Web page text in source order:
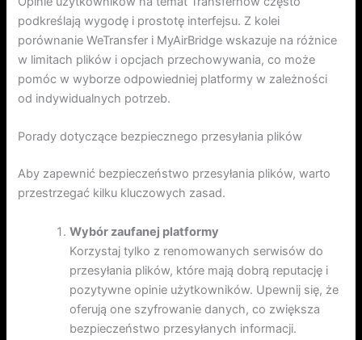
podkreślają wygodę i prostotę interfejsu. Z kolei
porównanie WeTransfer i MyAirBridge wskazuje na różnice
w limitach plików i opcjach przechowywania, co może
pomóc w wyborze odpowiedniej platformy w zależności
od indywidualnych potrzeb.
Porady dotyczące bezpiecznego przesyłania plików
Aby zapewnić bezpieczeństwo przesyłania plików, warto
przestrzegać kilku kluczowych zasad.
Wybór zaufanej platformy
Korzystaj tylko z renomowanych serwisów do
przesyłania plików, które mają dobrą reputację i
pozytywne opinie użytkowników. Upewnij się, że
oferują one szyfrowanie danych, co zwiększa
bezpieczeństwo przesyłanych informacji.